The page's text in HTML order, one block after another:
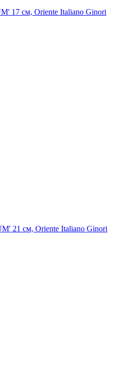
17 см, Oriente Italiano Ginori
21 см, Oriente Italiano Ginori